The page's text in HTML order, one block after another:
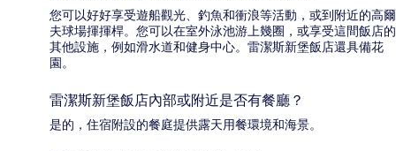
您可以好好享受遊船觀光、釣魚和衝浪等活動，或到附近的高爾
夫球場揮揮桿。您可以在室外泳池游上幾圈，或享受這間飯店的
其他設施，例如滑水道和健身中心。雷潔斯新堡飯店還具備花
園。
雷潔斯新堡飯店內部或附近是否有餐廳？
是的，住宿附設的餐庭提供露天用餐環境和海景。